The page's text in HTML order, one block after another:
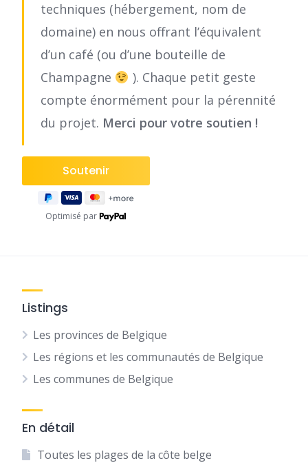
techniques (hébergement, nom de
domaine) en nous offrant l’équivalent
d’un café (ou d’une bouteille de
Champagne
). Chaque petit geste
compte énormément pour la pérennité
du projet. Merci pour votre soutien !
Optimisé par
Listings
Les provinces de Belgique
Les régions et les communautés de Belgique
Les communes de Belgique
En détail
Toutes les plages de la côte belge